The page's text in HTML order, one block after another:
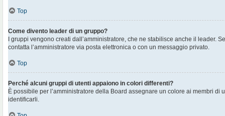
Top
Come divento leader di un gruppo?
I gruppi vengono creati dall’amministratore, che ne stabilisce anche il leader.
contatta l’amministratore via posta elettronica o con un messaggio privato.
Top
Perché alcuni gruppi di utenti appaiono in colori differenti?
È possibile per l’amministratore della Board assegnare un colore ai membri di
identificarli.